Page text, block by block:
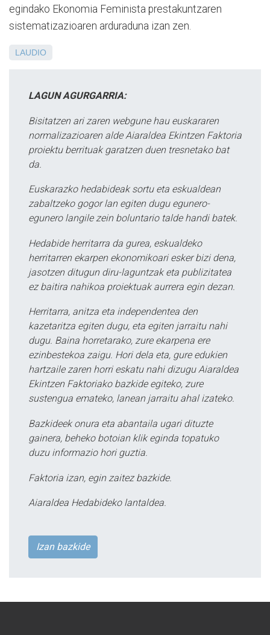
egindako Ekonomia Feminista prestakuntzaren
sistematizazioaren arduraduna izan zen.
LAUDIO
LAGUN AGURGARRIA:
Bisitatzen ari zaren webgune hau euskararen
normalizazioaren alde Aiaraldea Ekintzen Faktoria
proiektu berrituak garatzen duen tresnetako bat
da.
Euskarazko hedabideak sortu eta eskualdean
zabaltzeko gogor lan egiten dugu egunero-
egunero langile zein boluntario talde handi batek.
Hedabide herritarra da gurea, eskualdeko
herritarren ekarpen ekonomikoari esker bizi dena,
jasotzen ditugun diru-laguntzak eta publizitatea
ez baitira nahikoa proiektuak aurrera egin dezan.
Herritarra, anitza eta independentea den
kazetaritza egiten dugu, eta egiten jarraitu nahi
dugu. Baina horretarako, zure ekarpena ere
ezinbestekoa zaigu. Hori dela eta, gure edukien
hartzaile zaren horri eskatu nahi dizugu Aiaraldea
Ekintzen Faktoriako bazkide egiteko, zure
sustengua emateko, lanean jarraitu ahal izateko.
Bazkideek onura eta abantaila ugari dituzte
gainera, beheko botoian klik eginda topatuko
duzu informazio hori guztia.
Faktoria izan, egin zaitez bazkide.
Aiaraldea Hedabideko lantaldea.
Izan bazkide